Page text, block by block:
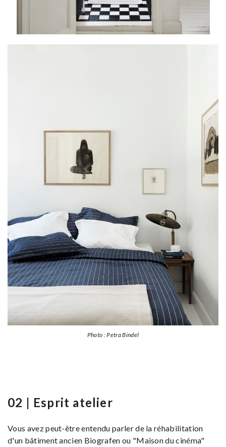
Photo : Petra Bindel
02 | Esprit atelier
Vous avez peut-être entendu parler de la réhabilitation
d'un bâtiment ancien Biografen ou "Maison du cinéma"